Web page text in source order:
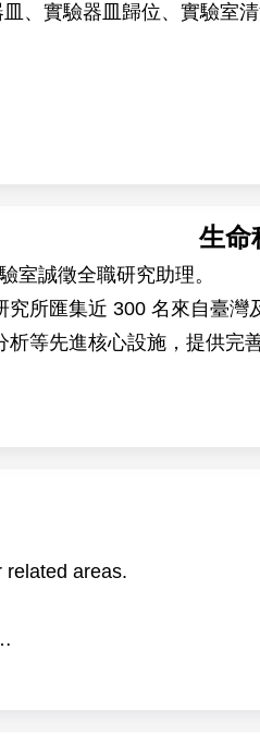
、實驗器皿歸位、實驗室
生命
室誠徵全職研究助理。
所匯集近 300 名來自臺灣
等先進核心設施，提供完
）、阿拉伯芥（
士的研究團隊合作進行。
Microbial Biology
in Taipei, Taiwan.
The institute provides
offering an
related areas.